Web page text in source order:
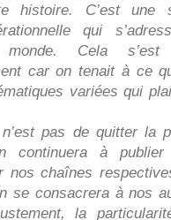
histoire. C’est une
qui
Cela s’est
car on tenait à ce
variées qui
pas de quitter la
continuera à publier
nos chaînes
se consacrera à nos
la